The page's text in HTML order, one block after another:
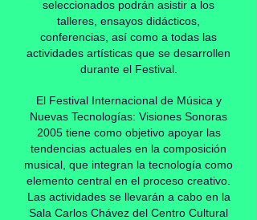
seleccionados podrán asistir a los
talleres, ensayos didácticos,
conferencias, así como a todas las
actividades artísticas que se desarrollen
durante el Festival.
El Festival Internacional de Música y
Nuevas Tecnologías: Visiones Sonoras
2005 tiene como objetivo apoyar las
tendencias actuales en la composición
musical, que integran la tecnología como
elemento central en el proceso creativo.
Las actividades se llevarán a cabo en la
Sala Carlos Chávez del Centro Cultural